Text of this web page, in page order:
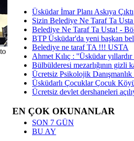
Üsküdar İmar Planı Askıya Çıktı
Sizin Belediye Ne Taraf Ta
Belediye Ne Taraf Ta Usta! -
BTP Üsküdar'da yeni başkan
Belediye ne taraf TA !!! USTA
Ahmet Kılıç : ''Üsküdar
Bülbülderesi mezarlığının gizli
Ücretsiz Psikolojik
Üsküdarlı Çocuklar Çocuk
Ücretsiz devlet dershaneleri
EN ÇOK OKUNANLAR
SON 7 GÜN
BU AY